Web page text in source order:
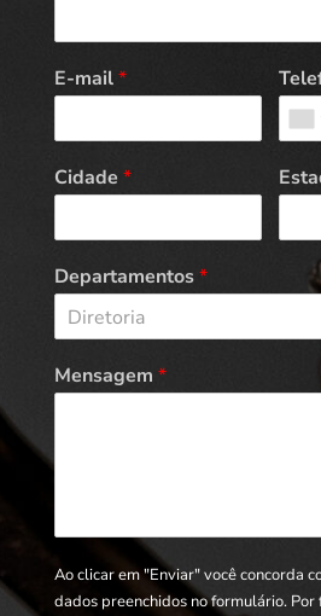
E-mail*
Cidade *
Departamentos*
Diretoria
Mensagem *
Ao clicar em "Enviar" você concorda
dados preenchidos no formulário. Por